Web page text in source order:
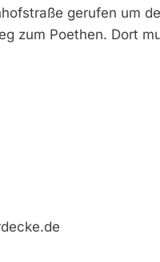
gerufen um
zum Poethen. Dort